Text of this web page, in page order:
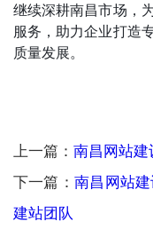
继续深耕南昌市场，
服务，助力企业打造
质量发展。
上一篇： 南昌网站建
下一篇： 南昌网站
建站团队